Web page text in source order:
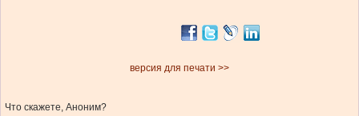
версия для печати >>
Что скажете, Аноним?